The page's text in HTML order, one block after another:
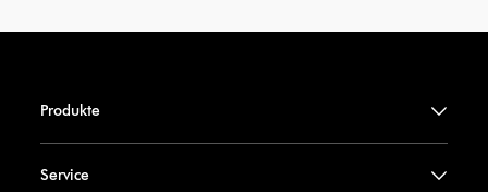
Produkte
Service